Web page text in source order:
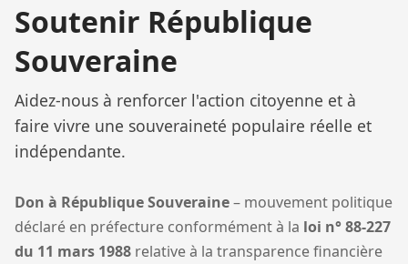
Soutenir République
Souveraine
Aidez-nous à renforcer l'action citoyenne et à
faire vivre une souveraineté populaire réelle et
indépendante.
Don à République Souveraine– mouvement politique
déclaré en préfecture conformément à la loi n° 88-227
du 11 mars 1988 relative à la transparence financière